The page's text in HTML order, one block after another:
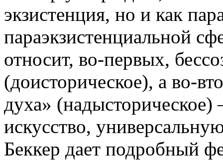
экзистенция, но и как
параэкзистенциальной
относит, во-первых,
(доисторическое), а во-
духа»
искусство,
Беккер дает подробный